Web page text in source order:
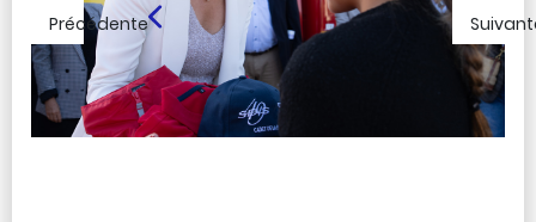
Précédente